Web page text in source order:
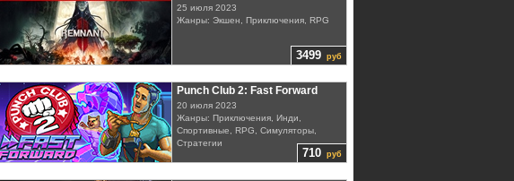
3499 руб
25 июля 2023
Жанры: Экшен, Приключения, RPG
710 руб
Punch Club 2: Fast Forward
20 июля 2023
Жанры: Приключения, Инди,
Спортивные, RPG, Симуляторы,
Стратегии